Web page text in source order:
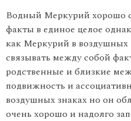
Водный Меркурий хорошо
факты в единое целое
как Меркурий в воз­душных
связывать между собой
родственные и близкие
подвижность и
воздушных знаках но он
очень хорошо и надолго